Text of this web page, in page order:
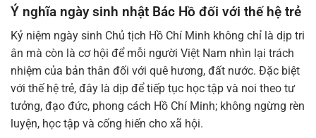
Ý nghĩa ngày sinh nhật Bác Hồ đối với thế hệ trẻ
Kỷ niệm ngày sinh Chủ tịch Hồ Chí Minh không chỉ là dịp tri
ân mà còn là cơ hội để mỗi người Việt Nam nhìn lại trách
nhiệm của bản thân đối với quê hương, đất nước. Đặc biệt
với thế hệ trẻ, đây là dịp để tiếp tục học tập và noi theo tư
tưởng, đạo đức, phong cách Hồ Chí Minh; không ngừng rèn
luyện, học tập và cống hiến cho xã hội.